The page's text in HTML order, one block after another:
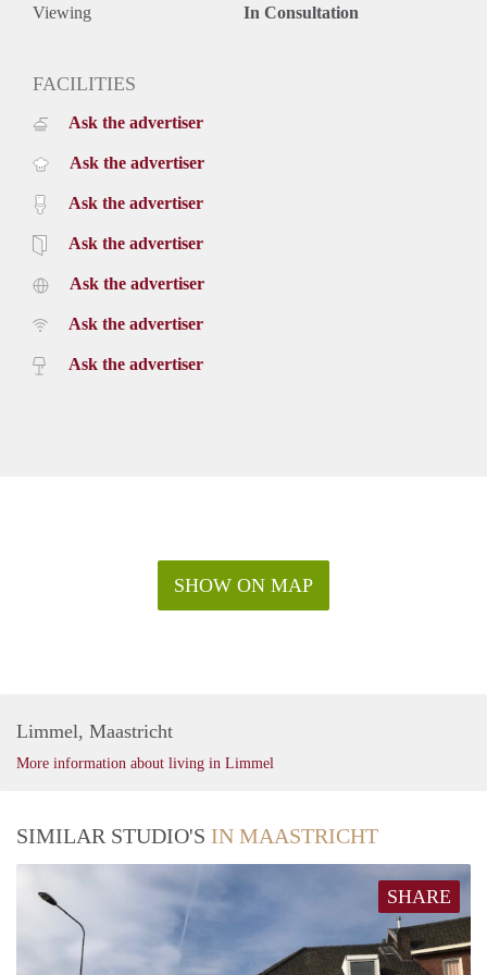
Viewing In Consultation
FACILITIES
Ask the advertiser
Ask the advertiser
Ask the advertiser
Ask the advertiser
Ask the advertiser
Ask the advertiser
Ask the advertiser
SHOW ON MAP
Limmel, Maastricht
More information about living in Limmel
SIMILAR STUDIO'S IN MAASTRICHT
SHARE